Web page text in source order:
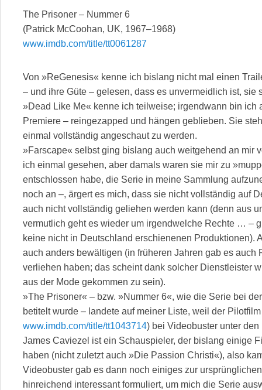
The Prisoner – Nummer 6
(Patrick McCoohan, UK, 1967–1968)
www.imdb.com/title/tt0061287
Von »ReGenesis« kenne ich bislang nicht mal einen
– und ihre Güte – gelesen, dass es unvermeidlich ist, sie
»Dead Like Me« kenne ich teilweise; irgendwann bin ich
Premiere – reingezapped und hängen geblieben. Sie
einmal vollständig angeschaut zu werden.
»Farscape« selbst ging bislang auch weitgehend an mir
ich einmal gesehen, aber damals waren sie mir zu
entschlossen habe, die Serie in meine Sammlung
noch an –, ärgert es mich, dass sie nicht vollständig auf
auch nicht vollständig geliehen werden kann (denn aus
vermutlich geht es wieder um irgendwelche Rechte … –
keine nicht in Deutschland erschienenen Produktionen).
auch anders bewältigen (in früheren Jahren gab es auch
verliehen haben; das scheint dank solcher Dienstleister
aus der Mode gekommen zu sein).
»The Prisoner« – bzw. »Nummer 6«, wie die Serie bei
betitelt wurde – landete auf meiner Liste, weil der
www.imdb.com/title/tt1043714) bei Videobuster unter
James Caviezel ist ein Schauspieler, der bislang einige
haben (nicht zuletzt auch »Die Passion Christi«), also
Videobuster gab es dann noch einiges zur
hinreichend interessant formuliert, um mich die Serie